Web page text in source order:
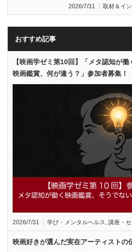
2026/7/31 取材＆イ
おすすめ記事
【映画学ゼミ第10回】「メタ認知が
映画鑑賞、何が違う？」参加者募集！
2026/7/31 学び・メンタルヘルス 講座・
映画好きが選んだ実在アーティストの